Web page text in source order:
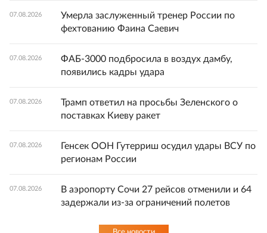
07.08.2026
Умерла заслуженный тренер России по
фехтованию Фаина Саевич
07.08.2026
ФАБ-3000 подбросила в воздух дамбу,
появились кадры удара
07.08.2026
Трамп ответил на просьбы Зеленского о
поставках Киеву ракет
07.08.2026
Генсек ООН Гутерриш осудил удары ВСУ по
регионам России
07.08.2026
В аэропорту Сочи 27 рейсов отменили и 64
задержали из-за ограничений полетов